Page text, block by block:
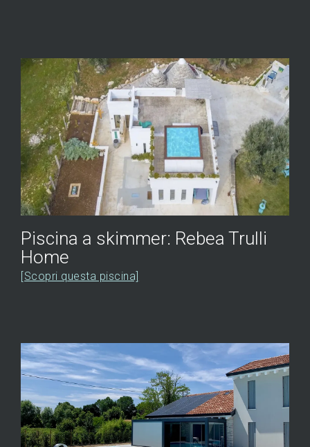
Piscina a skimmer: Rebea Trulli
Home
[Scopri questa piscina]